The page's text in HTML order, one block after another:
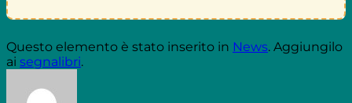
Questo elemento è stato inserito in News. Aggiungilo
ai segnalibri.